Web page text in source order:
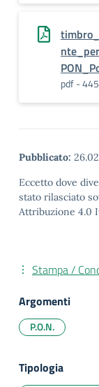
pdf -
Pubblicato:
Eccetto dove
stato rilasciato
Attribuzione 4.0
Stampa /
Argomenti
P.O.N.
Tipologia